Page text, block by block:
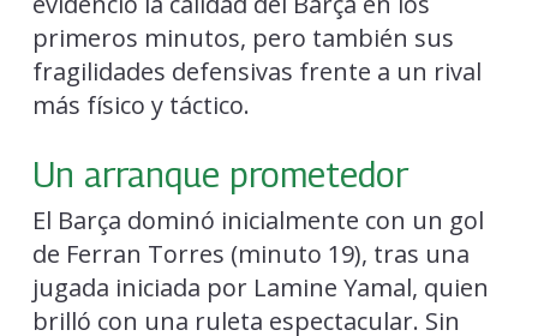
primeros minutos, pero también sus
fragilidades defensivas frente a un rival
más físico y táctico.
Un arranque prometedor
El Barça dominó inicialmente con un gol
de Ferran Torres (minuto 19), tras una
jugada iniciada por Lamine Yamal, quien
brilló con una ruleta espectacular. Sin